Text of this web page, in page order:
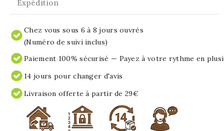
Expédition
Chez vous sous 6 à 8 jours ouvrés
(Numéro de suivi inclus)
Paiement 100% sécurisé — Payez à votre rythme en
14 jours pour changer d'avis
Livraison offerte à partir de 29€